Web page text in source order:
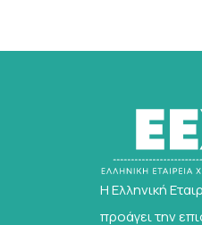
Η Ελληνική
προάγει την